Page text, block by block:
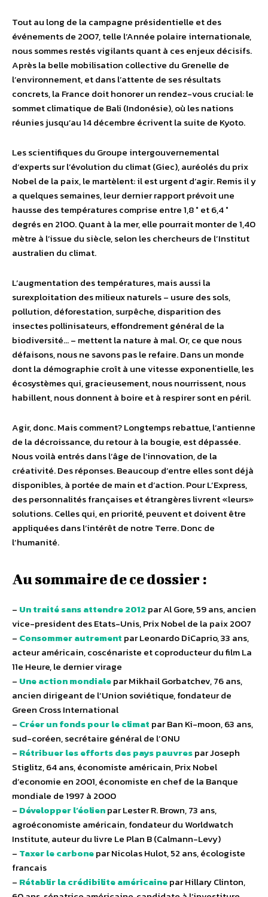
Tout au long de la campagne présidentielle et des
événements de 2007, telle l’Année polaire internationale,
nous sommes restés vigilants quant à ces enjeux décisifs.
Après la belle mobilisation collective du Grenelle de
l’environnement, et dans l’attente de ses résultats
concrets, la France doit honorer un rendez-vous crucial: le
sommet climatique de Bali (Indonésie), où les nations
réunies jusqu’au 14 décembre écrivent la suite de Kyoto.
Les scientifiques du Groupe intergouvernemental
d’experts sur l’évolution du climat (Giec), auréolés du prix
Nobel de la paix, le martèlent: il est urgent d’agir. Remis il y
a quelques semaines, leur dernier rapport prévoit une
hausse des températures comprise entre 1,8 ° et 6,4 °
degrés en 2100. Quant à la mer, elle pourrait monter de 1,40
mètre à l’issue du siècle, selon les chercheurs de l’Institut
australien du climat.
L’augmentation des températures, mais aussi la
surexploitation des milieux naturels – usure des sols,
pollution, déforestation, surpêche, disparition des
insectes pollinisateurs, effondrement général de la
biodiversité… – mettent la nature à mal. Or, ce que nous
défaisons, nous ne savons pas le refaire. Dans un monde
dont la démographie croît à une vitesse exponentielle, les
écosystèmes qui, gracieusement, nous nourrissent, nous
habillent, nous donnent à boire et à respirer sont en péril.
Agir, donc. Mais comment? Longtemps rebattue, l’antienne
de la décroissance, du retour à la bougie, est dépassée.
Nous voilà entrés dans l’âge de l’innovation, de la
créativité. Des réponses. Beaucoup d’entre elles sont déjà
disponibles, à portée de main et d’action. Pour L’Express,
des personnalités françaises et étrangères livrent «leurs»
solutions. Celles qui, en priorité, peuvent et doivent être
appliquées dans l’intérêt de notre Terre. Donc de
l’humanité.
Au sommaire de ce dossier :
– Un traité sans attendre 2012 par Al Gore, 59 ans, ancien
vice-president des Etats-Unis, Prix Nobel de la paix 2007
– Consommer autrement par Leonardo DiCaprio, 33 ans,
acteur américain, coscénariste et coproducteur du film La
11e Heure, le dernier virage
– Une action mondialepar Mikhail Gorbatchev, 76 ans,
ancien dirigeant de l’Union soviétique, fondateur de
Green Cross International
– Créer un fonds pour le climat par Ban Ki-moon, 63 ans,
sud-coréen, secrétaire général de l’ONU
– Rétribuer les efforts des pays pauvrespar Joseph
Stiglitz, 64 ans, économiste américain, Prix Nobel
d’economie en 2001, économiste en chef de la Banque
mondiale de 1997 à 2000
– Développer l’éolienpar Lester R. Brown, 73 ans,
agroéconomiste américain, fondateur du Worldwatch
Institute, auteur du livre Le Plan B (Calmann-Levy)
– Taxer le carbonepar Nicolas Hulot, 52 ans, écologiste
francais
– Rétablir la crédibilite américainepar Hillary Clinton,